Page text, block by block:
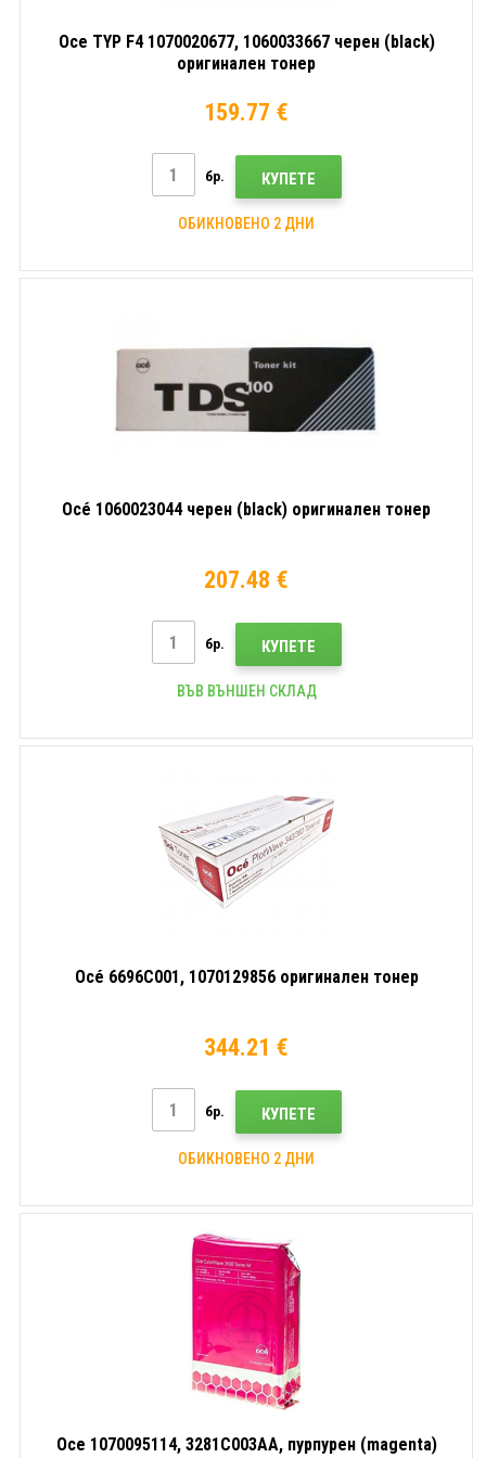
Oce TYP F4 1070020677, 1060033667 черен (black)
оригинален тонер
159.77 €
бр. КУПЕТЕ
ОБИКНОВЕНО 2 ДНИ
Océ 1060023044 черен (black) оригинален тонер
207.48 €
бр. КУПЕТЕ
ВЪВ ВЪНШЕН СКЛАД
Océ 6696C001, 1070129856 оригинален тонер
344.21 €
бр. КУПЕТЕ
ОБИКНОВЕНО 2 ДНИ
Oce 1070095114, 3281C003AA, пурпурен (magenta)